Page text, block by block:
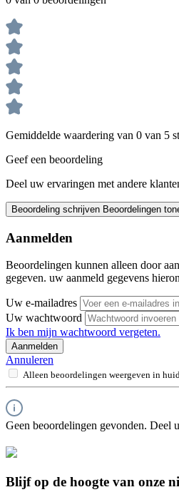
Gemiddelde waardering van 0 van 5
Geef een beoordeling
Deel uw ervaringen met andere
Beoordeling schrijven Beoordelingen
Aanmelden
Beoordelingen kunnen alleen door
gegeven. uw aanmeld gegevens
Uw e-mailadres
Uw wachtwoord
Ik ben mijn wachtwoord vergeten.
Aanmelden
Annuleren
Alleen beoordelingen weergeven in
Geen beoordelingen gevonden. Deel
Blijf op de hoogte van onze